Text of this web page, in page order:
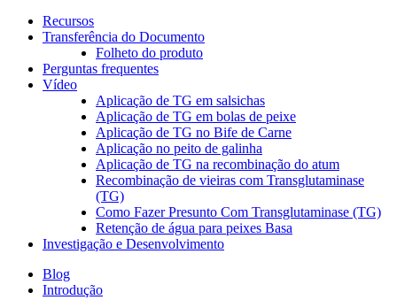
Recursos
Transferência do Documento
Folheto do produto
Perguntas frequentes
Vídeo
Aplicação de TG em salsichas
Aplicação de TG em bolas de peixe
Aplicação de TG no Bife de Carne
Aplicação no peito de galinha
Aplicação de TG na recombinação do atum
Recombinação de vieiras com Transglutaminase
(TG)
Como Fazer Presunto Com Transglutaminase (TG)
Retenção de água para peixes Basa
Investigação e Desenvolvimento
Blog
Introdução